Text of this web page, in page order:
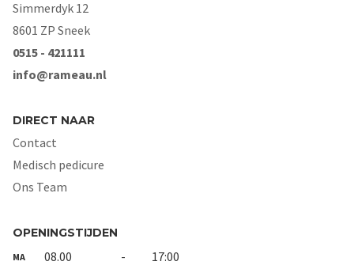
Simmerdyk 12
8601 ZP Sneek
0515 - 421111
info@rameau.nl
DIRECT NAAR
Contact
Medisch pedicure
Ons Team
OPENINGSTIJDEN
MA 08.00 - 17:00